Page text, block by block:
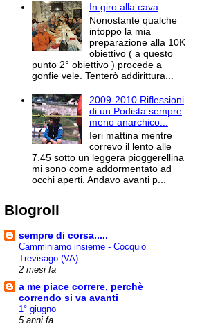
In giro alla cava
Nonostante qualche
intoppo la mia
preparazione alla 10K
obiettivo ( a questo
punto 2° obiettivo ) procede a
gonfie vele. Tenterò addirittura...
2009-2010 Riflessioni
di un Podista sempre
meno anarchico...
Ieri mattina mentre
correvo il lento alle
7.45 sotto un leggera pioggerellina
mi sono come addormentato ad
occhi aperti. Andavo avanti p...
Blogroll
sempre di corsa.....
Camminiamo insieme - Cocquio
Trevisago (VA)
2 mesi fa
a me piace correre, perchè
correndo si va avanti
1° giugno
5 anni fa